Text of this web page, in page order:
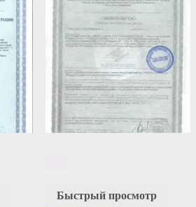
Быстрый просмотр